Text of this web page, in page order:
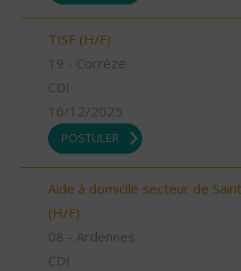
TISF (H/F)
19 - Corrèze
CDI
16/12/2025
POSTULER
Aide à domicile secteur de
(H/F)
08 - Ardennes
CDI